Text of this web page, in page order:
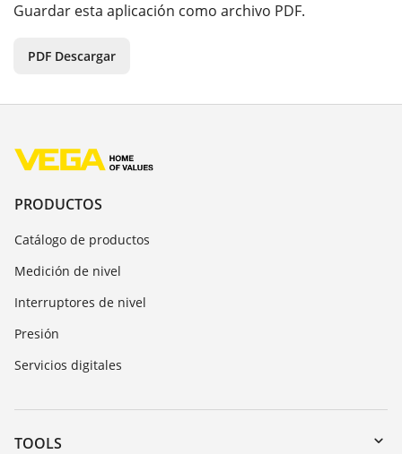
Guardar esta aplicación como archivo PDF.
PDF Descargar
PRODUCTOS
Catálogo de productos
Medición de nivel
Interruptores de nivel
Presión
Servicios digitales
TOOLS